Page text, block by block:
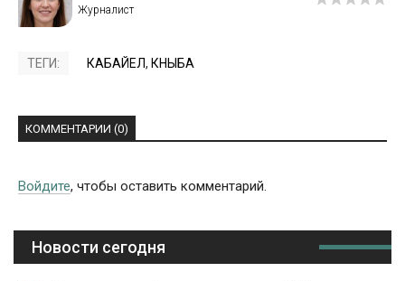
ТЕГИ: КАБАЙЕЛ, КНЫБА
КОММЕНТАРИИ (0)
Войдите, чтобы оставить комментарий.
Новости сегодня